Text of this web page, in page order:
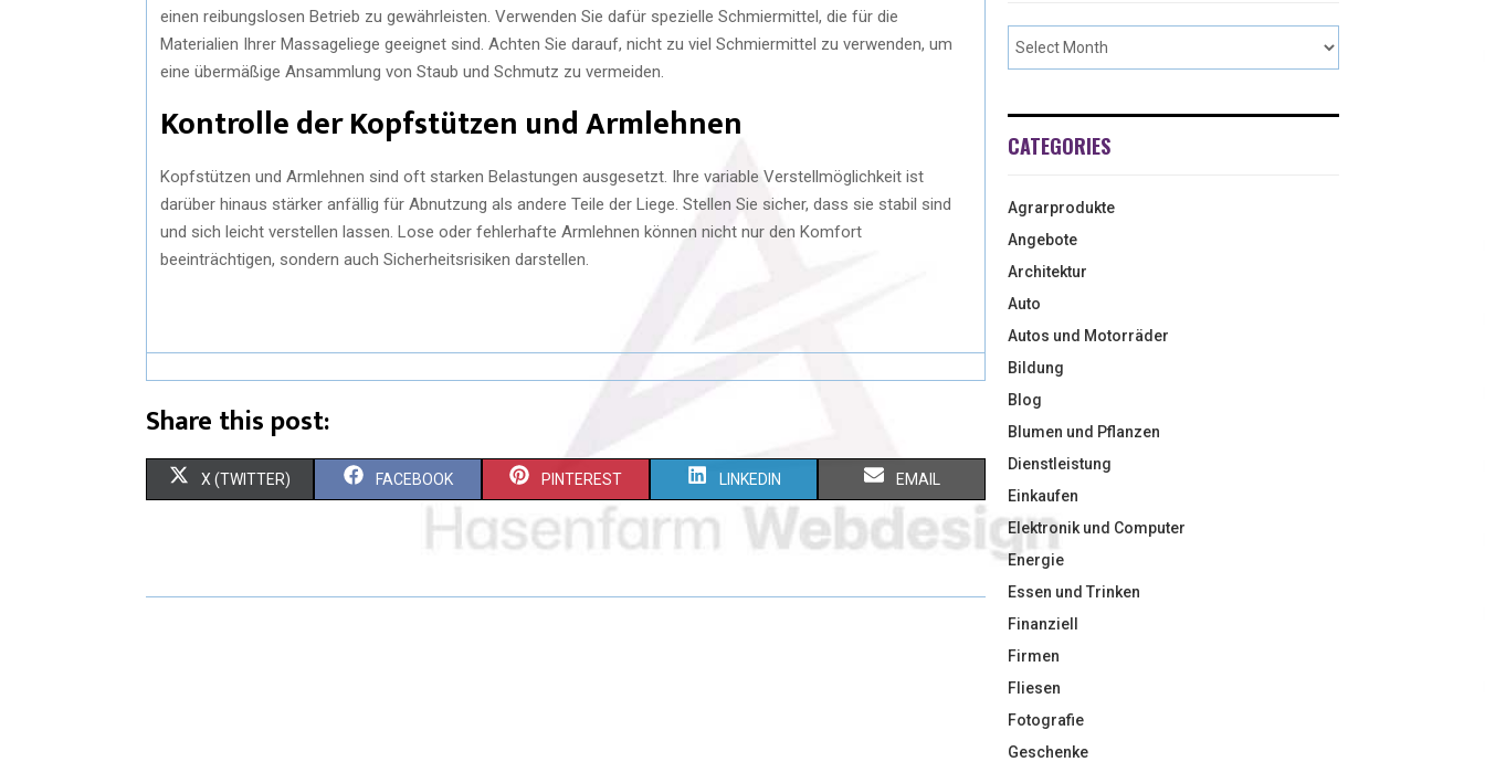
einen reibungslosen Betrieb zu gewährleisten. Verwenden Sie dafür spezielle Schmiermittel, die für die
Materialien Ihrer Massageliege geeignet sind. Achten Sie darauf, nicht zu viel Schmiermittel zu verwenden, um
eine übermäßige Ansammlung von Staub und Schmutz zu vermeiden.
Kontrolle der Kopfstützen und Armlehnen
Kopfstützen und Armlehnen sind oft starken Belastungen ausgesetzt. Ihre variable Verstellmöglichkeit ist
darüber hinaus stärker anfällig für Abnutzung als andere Teile der Liege. Stellen Sie sicher, dass sie stabil sind
und sich leicht verstellen lassen. Lose oder fehlerhafte Armlehnen können nicht nur den Komfort
beeinträchtigen, sondern auch Sicherheitsrisiken darstellen.
Share this post:
X (TWITTER) FACEBOOK PINTEREST LINKEDIN EMAIL
CATEGORIES
Agrarprodukte
Angebote
Architektur
Auto
Autos und Motorräder
Bildung
Blog
Blumen und Pflanzen
Dienstleistung
Einkaufen
Elektronik und Computer
Energie
Essen und Trinken
Finanziell
Firmen
Fliesen
Fotografie
Geschenke